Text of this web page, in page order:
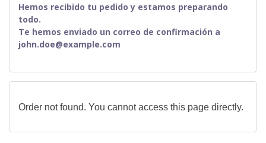
Hemos recibido tu pedido y estamos preparando
todo.
Te hemos enviado un correo de confirmación a
john.doe@example.com
Order not found. You cannot access this page directly.